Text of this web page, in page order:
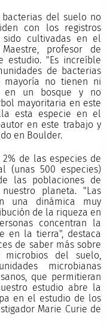
del suelo no
con los registros
sido cultivadas en el
profesor de
estudio. "Es increíble
de bacterias
mayoría no tienen ni
en un bosque y no
mayoritaria en este
esta especie en el
en este trabajo y
en Boulder.
de las especies de
(unas 500 especies)
las poblaciones de
planeta. "Las
una dinámica muy
de la riqueza en
concentran la
en la tierra", destaca
de saber más sobre
del suelo,
microbianas
que permitieran
estudio abre la
en el estudio de los
Marie Curie de